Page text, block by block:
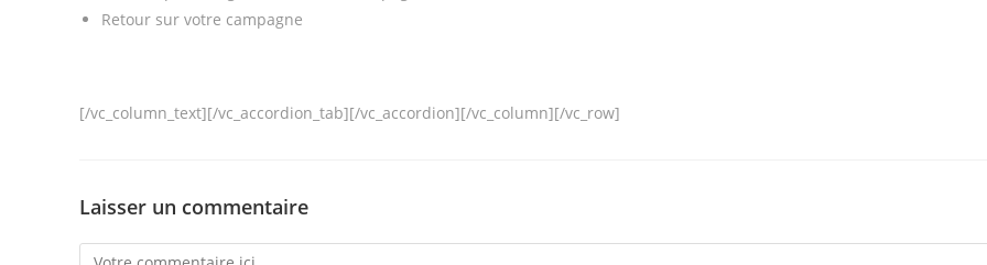
Retour sur votre campagne
[/vc_column_text][/vc_accordion_tab][/vc_accordion][/vc_column][/vc_row]
Laisser un commentaire